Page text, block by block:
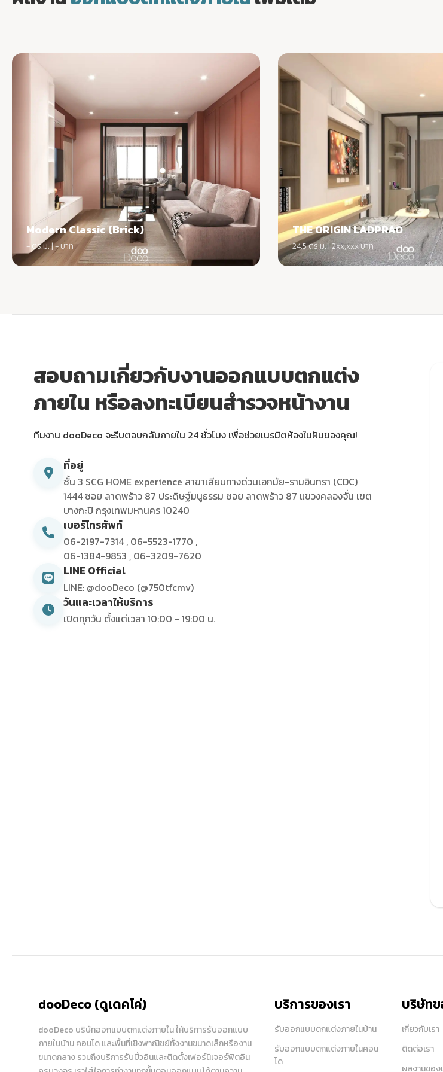
Modern Classic (Brick)
- ตร.ม. | - บาท
THE ORIGIN LADPRAO
24.5 ตร.ม. | 2xx,xxx บาท
สอบถามเกี่ยวกับงานออกแบบตกแต่ง
ภายใน หรือลงทะเบียนสำรวจหน้างาน
ทีมงาน dooDeco จะรีบตอบกลับภายใน 24 ชั่วโมง เพื่อช่วยเนรมิตห้องในฝันของคุณ!
ที่อยู่
ชั้น 3 SCG HOME experience สาขาเลียบทางด่วนเอกมัย-รามอินทรา (CDC)
1444 ซอย ลาดพร้าว 87 ประดิษฐ์มนูธรรม ซอย ลาดพร้าว 87 แขวงคลองจั่น เขต
บางกะปิ กรุงเทพมหานคร 10240
เบอร์โทรศัพท์
06-2197-7314 , 06-5523-1770 ,
06-1384-9853 , 06-3209-7620
LINE Official
LINE: @dooDeco (@750tfcmv)
วันและเวลาให้บริการ
เปิดทุกวัน ตั้งแต่เวลา 10:00 - 19:00 น.
dooDeco (ดูเดคโค่)
dooDeco บริษัทออกแบบตกแต่งภายใน ให้บริการรับออกแบบ
ภายในบ้าน คอนโด และพื้นที่เชิงพาณิชย์ทั้งงานขนาดเล็กหรืองาน
ขนาดกลาง รวมถึงบริการรับบิ้วอินและติดตั้งเฟอร์นิเจอร์ฟิตอิน
บริการของเรา
รับออกแบบตกแต่งภายในบ้าน
รับออกแบบตกแต่งภายในคอน
โด
บริษัทข
เกี่ยวกับเรา
ติดต่อเรา
ผลงานของ